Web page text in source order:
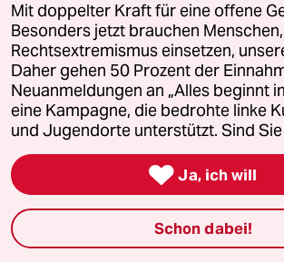
klima update°
Mauerecho
Freie Rede
reingehen
Newsletter
Mit doppelter Kraft für eine offene
Besonders jetzt brauchen
Rechtsextremismus einsetzen,
Daher gehen 50 Prozent der
Neuanmeldungen an „Alles beginnt
eine Kampagne, die bedrohte linke
und Jugendorte unterstützt. Sind
 Ja, ich will
Schon dabei!